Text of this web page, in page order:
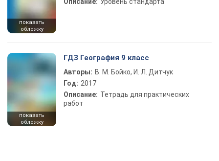
показать
обложку
показать
обложку
ГДЗ География 9 класс
Авторы: В. М. Бойко, И. Л. Дитчук
Год: 2017
Описание: Тетрадь для практических
работ